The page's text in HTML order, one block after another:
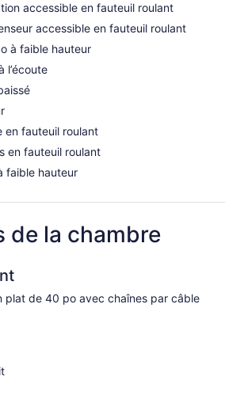
accessible en fauteuil roulant
accessible en fauteuil roulant
à faible hauteur
l’écoute
en fauteuil roulant
en fauteuil roulant
faible hauteur
de la chambre
plat de 40 po avec chaînes par câble